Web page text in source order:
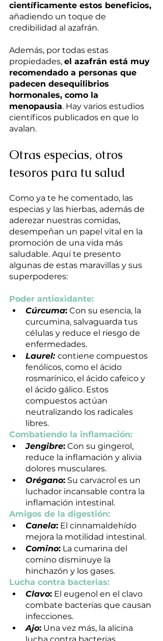
científicamente estos beneficios,
añadiendo un toque de
credibilidad al azafrán.
Además, por todas estas
propiedades, el azafrán está muy
recomendado a personas que
padecen desequilibrios
hormonales, como la
menopausia. Hay varios estudios
científicos publicados en que lo
avalan.
Otras especias, otros
tesoros para tu salud
Como ya te he comentado, las
especias y las hierbas, además de
aderezar nuestras comidas,
desempeñan un papel vital en la
promoción de una vida más
saludable. Aquí te presento
algunas de estas maravillas y sus
superpoderes:
Poder antioxidante:
Cúrcuma: Con su esencia, la
curcumina, salvaguarda tus
células y reduce el riesgo de
enfermedades.
Laurel: contiene compuestos
fenólicos, como el ácido
rosmarínico, el ácido cafeico y
el ácido gálico. Estos
compuestos actúan
neutralizando los radicales
libres.
Combatiendo la inflamación:
Jengibre: Con su gingerol,
reduce la inflamación y alivia
dolores musculares.
Orégano: Su carvacrol es un
luchador incansable contra la
inflamación intestinal.
Amigos de la digestión:
Canela: El cinnamaldehído
mejora la motilidad intestinal.
Comino: La cumarina del
comino disminuye la
hinchazón y los gases.
Lucha contra bacterias:
Clavo: El eugenol en el clavo
combate bacterias que causan
infecciones.
Ajo: Una vez más, la alicina